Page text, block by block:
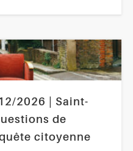
2026 | Saint-
de
citoyenne